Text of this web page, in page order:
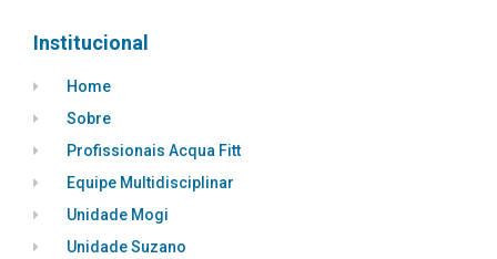
Institucional
Home
Sobre
Profissionais Acqua Fitt
Equipe Multidisciplinar
Unidade Mogi
Unidade Suzano